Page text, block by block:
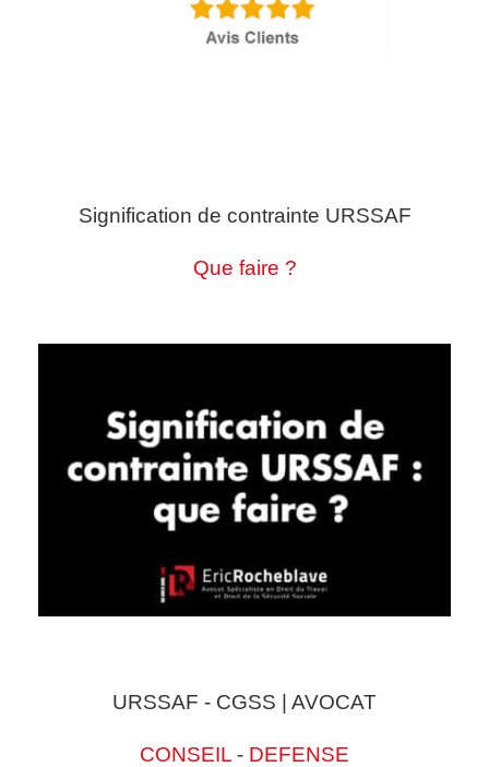
Signification de contrainte URSSAF
Que faire ?
URSSAF - CGSS | AVOCAT
CONSEIL - DEFENSE